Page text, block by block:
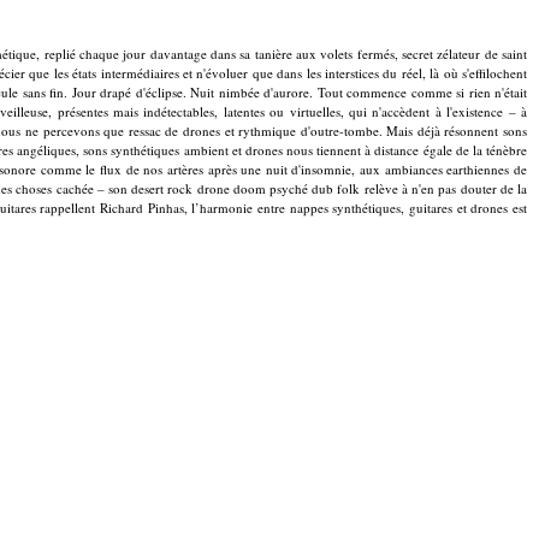
replié chaque jour davantage dans sa tanière aux volets fermés, secret zélateur de saint
que les états intermédiaires et n'évoluer que dans les interstices du réel, là où s'effilochent
sans fin. Jour drapé d'éclipse. Nuit nimbée d'aurore. Tout commence comme si rien n'était
présentes mais indétectables, latentes ou virtuelles, qui n'accèdent à l'existence – à
ne percevons que ressac de drones et rythmique d'outre-tombe. Mais déjà résonnent sons
angéliques, sons synthétiques ambient et drones nous tiennent à distance égale de la ténèbre
comme le flux de nos artères après une nuit d'insomnie, aux ambiances earthiennes de
choses cachée – son desert rock drone doom psyché dub folk relève à n'en pas douter de la
rappellent Richard Pinhas, l’harmonie entre nappes synthétiques, guitares et drones est